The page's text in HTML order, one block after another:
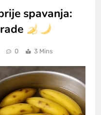
spavanja:
0 3 Mins